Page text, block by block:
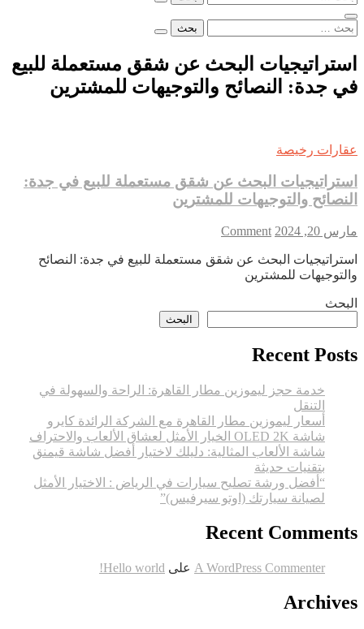
البحث
استراتيجيات البحث عن شقق مستعملة للبيع
في جدة: النصائح والتوجيهات للمشترين
عقارات رخيصة
استراتيجيات البحث عن شقق مستعملة للبيع في جدة:
النصائح والتوجيهات للمشترين
مارس 20, 2024 Comment
on
البحث
والتوجيهات
للمشترين
استراتيجيات البحث عن شقق مستعملة للبيع في جدة: النصائح
والتوجيهات للمشترين
البحث
البحث
Recent Posts
خدمة حجز ليموزين مطار القاهرة: الراحة والسهولة في
التنقل
أسعار ليموزين مطار القاهرة مع الشركة الرائدة كايرو
شاشة OLED 2K الخيار الأمثل لعشاق الألعاب والاحتراف
شاشة الألعاب المثالية: دليلك لاختيار أفضل شاشة قيمنق
بتقنيات حديثة
“أفضل ورشة تصليح سيارات في الرياض : الاختيار الأمثل
لصيانة سيارتك (اوتو سيرفيس)”
Recent Comments
A WordPress Commenter على Hello world!
Archives